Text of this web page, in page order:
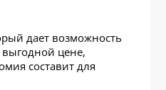
дает возможность
выгодной цене,
составит для